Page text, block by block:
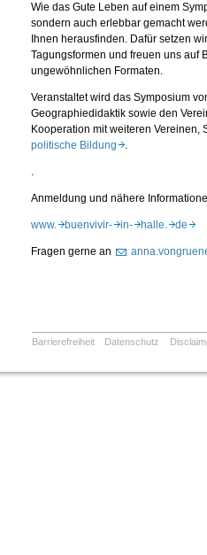
Wie das Gute Leben auf einem
sondern auch erlebbar gemacht
Ihnen herausfinden. Dafür setzen
Tagungsformen und freuen uns auf
ungewöhnlichen Formaten.
Veranstaltet wird das Symposium
Geographiedidaktik sowie den
Kooperation mit weiteren Vereinen,
politische Bildung.
.
Anmeldung und nähere
www.buenvivir-in-halle.de
Fragen gerne an
Barrierefreiheit Datenschutz